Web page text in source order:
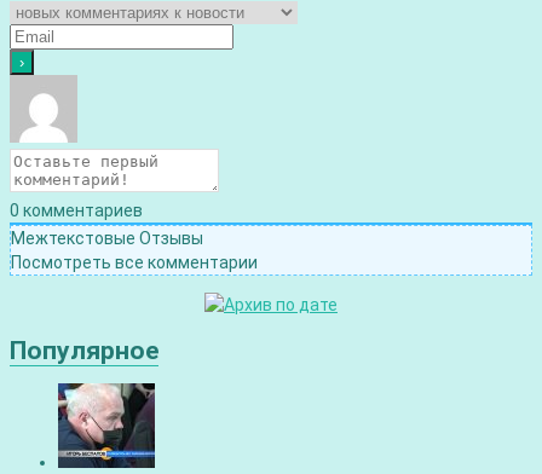
0 комментариев
Межтекстовые Отзывы
Посмотреть все комментарии
Популярное